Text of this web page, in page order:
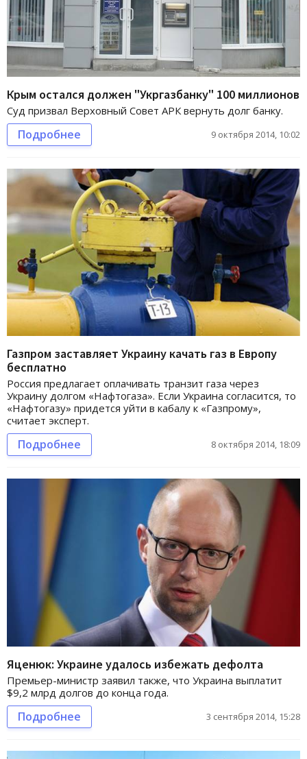
Крым остался должен "Укргазбанку" 100 миллионов
Суд призвал Верховный Совет АРК вернуть долг банку.
Подробнее 9 октября 2014, 10:02
Газпром заставляет Украину качать газ в Европу
бесплатно
Россия предлагает оплачивать транзит газа через
Украину долгом «Нафтогаза». Если Украина согласится, то
«Нафтогазу» придется уйти в кабалу к «Газпрому»,
считает эксперт.
Подробнее 8 октября 2014, 18:09
Яценюк: Украине удалось избежать дефолта
Премьер-министр заявил также, что Украина выплатит
$9,2 млрд долгов до конца года.
Подробнее 3 сентября 2014, 15:28